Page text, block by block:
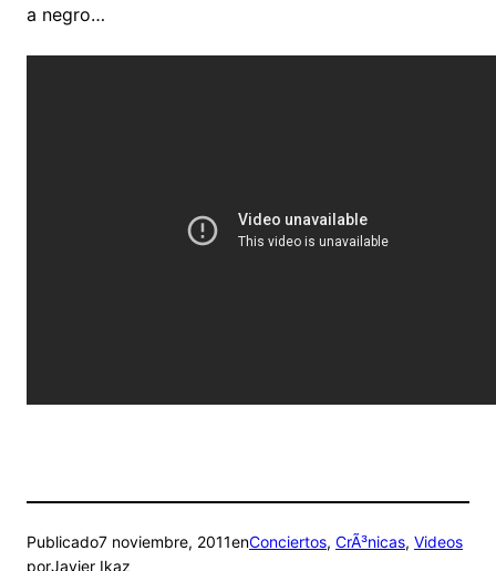
a negro…
Publicado7 noviembre, 2011enConciertos, CrÃ³nicas, Videos
porJavier Ikaz